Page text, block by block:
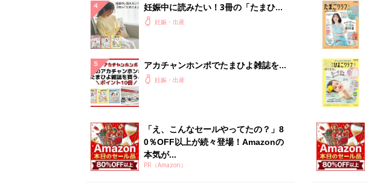
妊娠中に読みたい！3冊の「たまひ
よ」妊娠・出産
アカチャンホンポでたまひよ雑誌を買
うとポイント10倍【期間限定】
妊娠・出産
「え、こんなセールやってたの？」8
0％OFF以上が続々登場！Amazonの
本気が...
PR（Amazon）